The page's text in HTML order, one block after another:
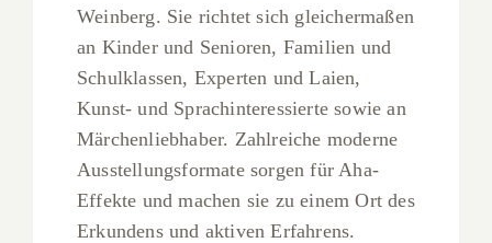
Weinberg. Sie richtet sich gleichermaßen
an Kinder und Senioren, Familien und
Schulklassen, Experten und Laien,
Kunst- und Sprachinteressierte sowie an
Märchenliebhaber. Zahlreiche moderne
Ausstellungsformate sorgen für Aha-
Effekte und machen sie zu einem Ort des
Erkundens und aktiven Erfahrens.